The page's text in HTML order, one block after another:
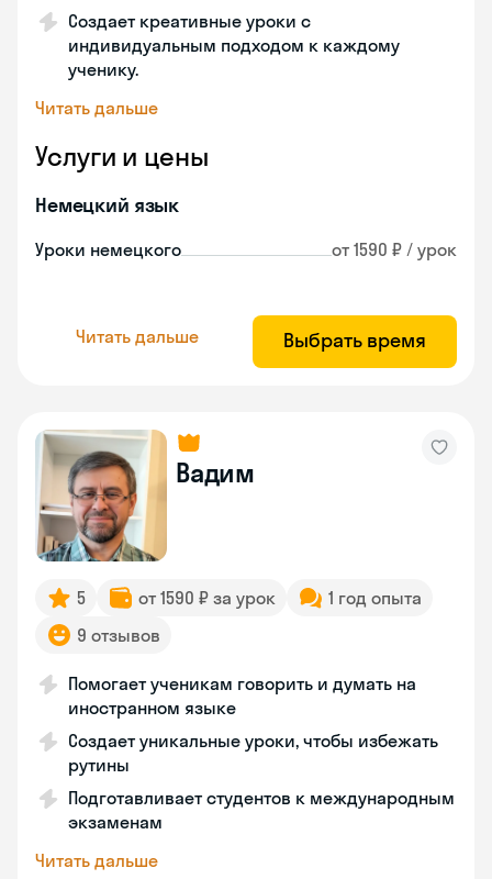
Создает креативные уроки с
индивидуальным подходом к каждому
ученику.
Читать дальше
Услуги и цены
Немецкий язык
Уроки немецкого от 1590 ₽ / урок
Читать дальше Выбрать время
Вадим
5 от 1590 ₽ за урок
1 год опыта
9 отзывов
Помогает ученикам говорить и думать на
иностранном языке
Создает уникальные уроки, чтобы избежать
рутины
Подготавливает студентов к международным
экзаменам
Читать дальше